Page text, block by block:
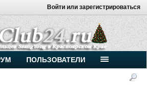
Войти или зарегистрироваться
нашего клуба!
происходит вTelegram-чате.
дизелей от
Vahmurka
ПОЛЬЗОВАТЕЛИ